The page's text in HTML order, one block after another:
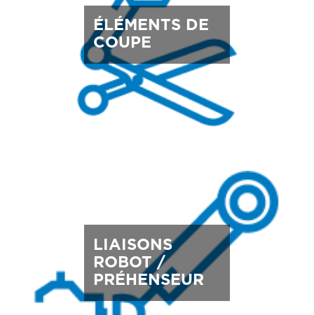
ÉLÉMENTS DE
COUPE
LIAISONS
ROBOT /
PRÉHENSEUR